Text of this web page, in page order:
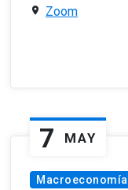
Zoom
7 MAY
Macroeconomía